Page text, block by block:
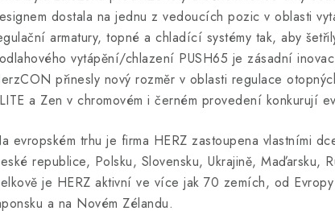
dostala na jednu z vedoucích pozic v oblasti
armatury, topné a chladící systémy tak, aby
vytápění/chlazení PUSH65 je zásadní
přinesly nový rozměr v oblasti regulace
a Zen v chromovém i černém provedení konkurují
evropském trhu je firma HERZ zastoupena vlastními
republice, Polsku, Slovensku, Ukrajině, Maďarsku,
je HERZ aktivní ve více jak 70 zemích, od
a na Novém Zélandu.